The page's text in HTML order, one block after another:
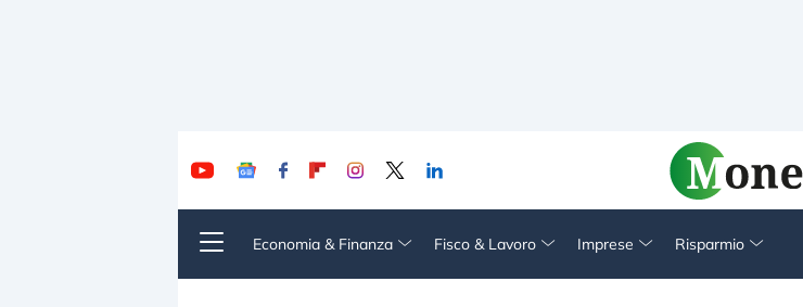
Economia & Finanza Fisco & Lavoro Imprese Risparmio